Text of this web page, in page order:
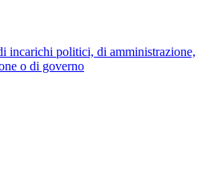
incarichi politici, di amministrazione,
o di governo